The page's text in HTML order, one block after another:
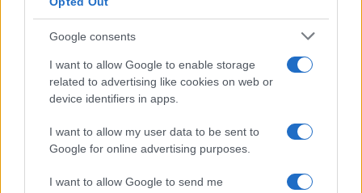
Google consents
I want to allow Google to enable storage
related to advertising like cookies on web or
device identifiers in apps.
I want to allow my user data to be sent to
Google for online advertising purposes.
I want to allow Google to send me
dipendenza del mondo dalla catena di fornitura di
semiconduttori a Taiwan.
Negli Stati Uniti, la discussione sui semiconduttori
si è incentrata sul deficit di
che ha congelato le fabbriche per parte del 2021 e
del 2022. Eppure, le aziende mondiali di chip
nel corso della pandemia, l’8 per cento in più nel